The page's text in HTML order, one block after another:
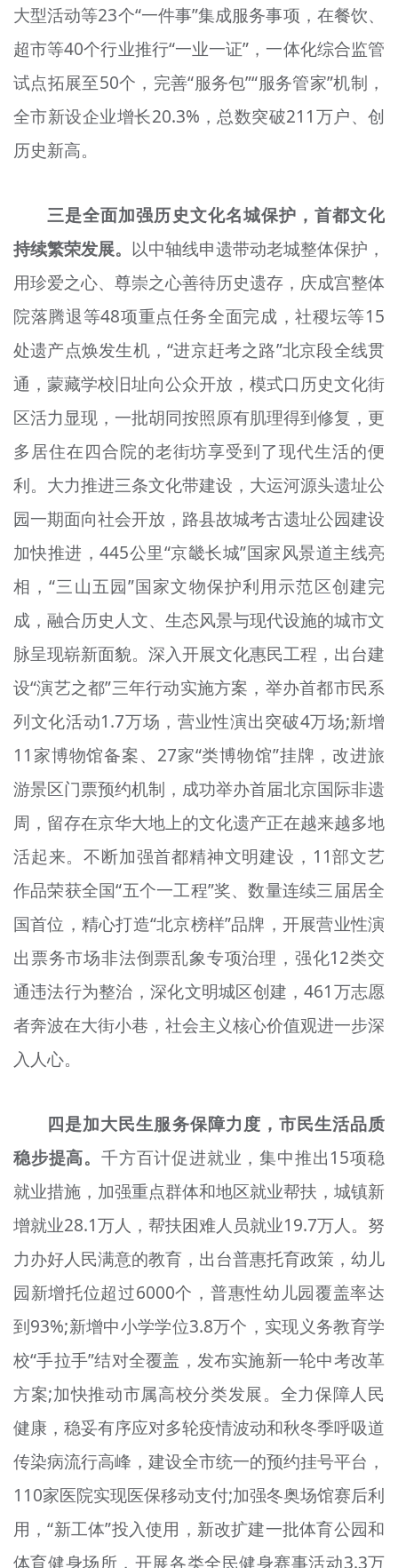
大型活动等23个“一件事”集成服务事项，在餐饮、
超市等40个行业推行“一业一证”，一体化综合监管
试点拓展至50个，完善“服务包”“服务管家”机制，
全市新设企业增长20.3%，总数突破211万户、创
历史新高。
三是全面加强历史文化名城保护，首都文化
持续繁荣发展。 以中轴线申遗带动老城整体保护，
用珍爱之心、尊崇之心善待历史遗存，庆成宫整体
院落腾退等48项重点任务全面完成，社稷坛等15
处遗产点焕发生机，“进京赶考之路”北京段全线贯
通，蒙藏学校旧址向公众开放，模式口历史文化街
区活力显现，一批胡同按照原有肌理得到修复，更
多居住在四合院的老街坊享受到了现代生活的便
利。大力推进三条文化带建设，大运河源头遗址公
园一期面向社会开放，路县故城考古遗址公园建设
加快推进，445公里“京畿长城”国家风景道主线亮
相，“三山五园”国家文物保护利用示范区创建完
成，融合历史人文、生态风景与现代设施的城市文
脉呈现崭新面貌。深入开展文化惠民工程，出台建
设“演艺之都”三年行动实施方案，举办首都市民系
列文化活动1.7万场，营业性演出突破4万场;新增
11家博物馆备案、27家“类博物馆”挂牌，改进旅
游景区门票预约机制，成功举办首届北京国际非遗
周，留存在京华大地上的文化遗产正在越来越多地
活起来。不断加强首都精神文明建设，11部文艺
作品荣获全国“五个一工程”奖、数量连续三届居全
国首位，精心打造“北京榜样”品牌，开展营业性演
出票务市场非法倒票乱象专项治理，强化12类交
通违法行为整治，深化文明城区创建，461万志愿
者奔波在大街小巷，社会主义核心价值观进一步深
入人心。
四是加大民生服务保障力度，市民生活品质
稳步提高。 千方百计促进就业，集中推出15项稳
就业措施，加强重点群体和地区就业帮扶，城镇新
增就业28.1万人，帮扶困难人员就业19.7万人。努
力办好人民满意的教育，出台普惠托育政策，幼儿
园新增托位超过6000个，普惠性幼儿园覆盖率达
到93%;新增中小学学位3.8万个，实现义务教育学
校“手拉手”结对全覆盖，发布实施新一轮中考改革
方案;加快推动市属高校分类发展。全力保障人民
健康，稳妥有序应对多轮疫情波动和秋冬季呼吸道
传染病流行高峰，建设全市统一的预约挂号平台，
110家医院实现医保移动支付;加强冬奥场馆赛后利
用，“新工体”投入使用，新改扩建一批体育公园和
体育健身场所，开展各类全民健身赛事活动3.3万